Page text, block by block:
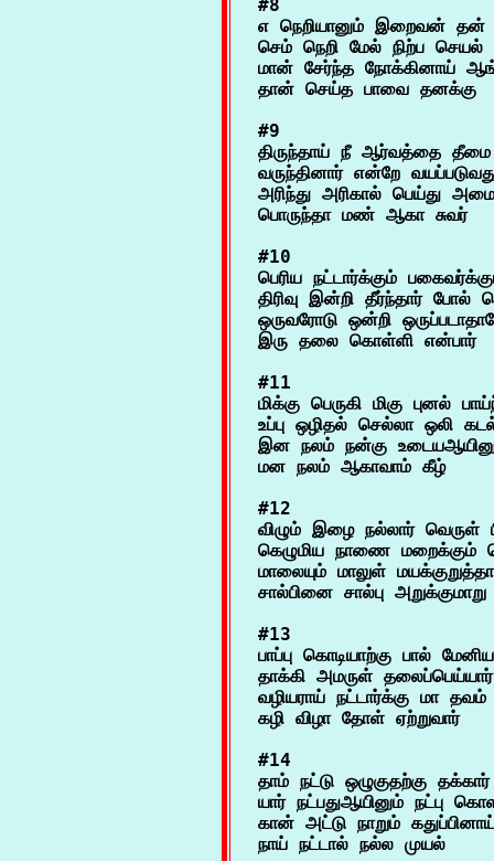
#8
எ நெறியானும் இறைவன்
செம் நெறி மேல் நிற்ப
மான் சேர்ந்த நோக்கினாய்
#9
திருந்தாய் நீ ஆர்வத்தை தீமை
வருந்தினார் என்றே
அரிந்து அரிகால் பெய்து
#10
பெரிய நட்டார்க்கும்
திரிவு இன்றி தீர்ந்தார் போல்
ஒருவரோடு ஒன்றி
#11
மிக்கு பெருகி மிகு புனல்
உப்பு ஒழிதல் செல்லா ஒலி
இன நலம் நன்கு
#12
விழும் இழை நல்லார்
கெழுமிய நாணை மறைக்கும்
மாலையும் மாலுள்
#13
பாப்பு கொடியாற்கு பால்
தாக்கி அமருள்
வழியராய் நட்டார்க்கு மா
#14
தாம் நட்டு ஒழுகுதற்கு
யார் நட்பதுஆயினும் நட்பு
கான் அட்டு நாறும்